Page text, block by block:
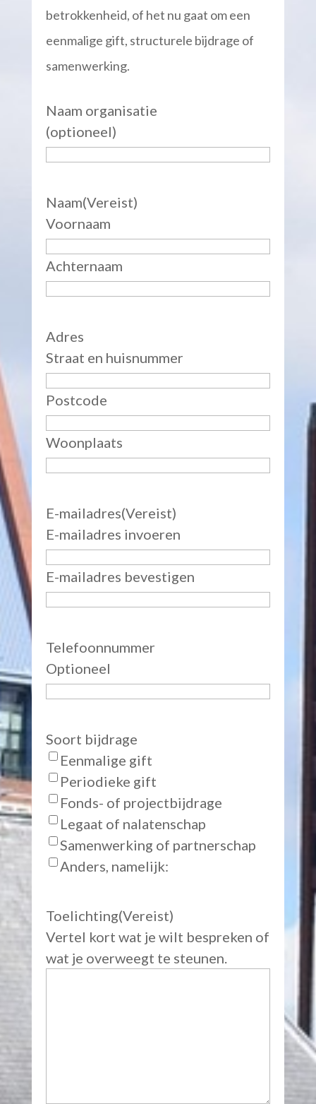
betrokkenheid, of het nu gaat om een
eenmalige gift, structurele bijdrage of
samenwerking.
Naam organisatie
(optioneel)
Naam(Vereist)
Voornaam
Achternaam
Adres
Straat en huisnummer
Postcode
Woonplaats
E-mailadres(Vereist)
E-mailadres invoeren
E-mailadres bevestigen
Telefoonnummer
Optioneel
Soort bijdrage
Eenmalige gift
Periodieke gift
Fonds- of projectbijdrage
Legaat of nalatenschap
Samenwerking of partnerschap
Anders, namelijk:
Toelichting(Vereist)
Vertel kort wat je wilt bespreken of
wat je overweegt te steunen.